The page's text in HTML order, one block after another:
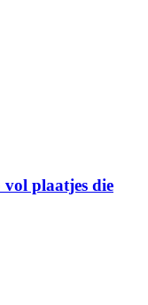
vol plaatjes die